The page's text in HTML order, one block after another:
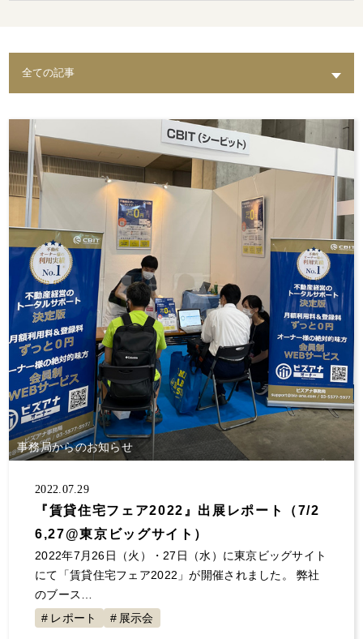
倒壊リスク
相続
カビ
セミナー動画配信
家賃対応 水漏れ
AI賃料査定レポート
ペット
統計調査レポート
騒音
レポート
スマサテ
契約違反
確定申告不要
確定申告
手数料
立ち退き 節税
法人化
家賃収入
相場 強制執行
確定申告書類
大規模修繕
消費税 保険
自主管理
サラリーマン
事業継承 夜逃げ
東京ルール
客付け
不動産投資 節税
事業計画
節税対策
解約 原状回復
不動産投資
確定申告していない
大家の会
値上げ
事故物件 初年度
交渉
不動産所得 賃貸経営
地主と家主
入居者 不動産収入
経費
税金
全国賃貸住宅新聞 トラブル
ゴミ屋敷
敷金
計算 更新料
固定資産税
グループ相談会
事務局からのお知らせ
2022.07.29
『賃貸住宅フェア2022』出展レポート（7/2
6,27@東京ビッグサイト）
2022年7月26日（火）・27日（水）に東京ビッグサイト
にて「賃貸住宅フェア2022」が開催されました。 弊社
のブース…
レポート
展示会